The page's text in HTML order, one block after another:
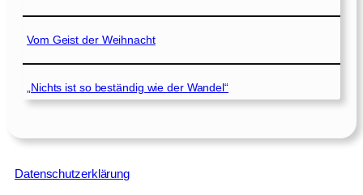
Vom Geist der Weihnacht
„Nichts ist so beständig wie der Wandel“
Datenschutzerklärung